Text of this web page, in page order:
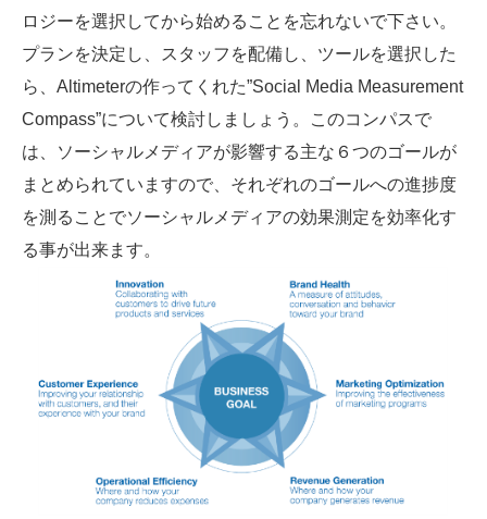
ロジーを選択してから始めることを忘れないで下さい。
プランを決定し、スタッフを配備し、ツールを選択した
ら、Altimeterの作ってくれた”Social Media Measurement
Compass”について検討しましょう。このコンパスで
は、ソーシャルメディアが影響する主な６つのゴールが
まとめられていますので、それぞれのゴールへの進捗度
を測ることでソーシャルメディアの効果測定を効率化す
る事が出来ます。